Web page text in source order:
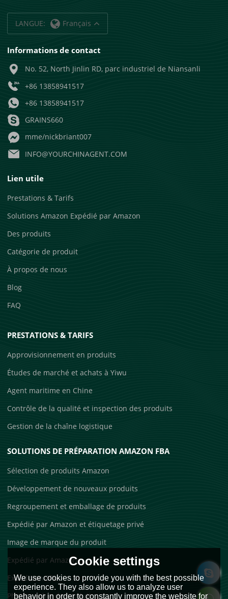
LANGUE: Français
Informations de contact
No. 52, North Jinlin RD, parc industriel de Niansanli
+86 13858941517
+86 13858941517
GRAINS660
mme/nickbriant007
INFO@YOURCHINAGENT.COM
Lien utile
Prestations & Tarifs
Solutions Amazon Expédié par Amazon
Des produits
Catégorie de produit
À propos de nous
Blog
FAQ
PRESTATIONS & TARIFS
Approvisionnement en produits
Études de marché et achats à Yiwu
Agent maritime en Chine
Contrôle de la qualité et inspection des produits
Gestion de la chaîne logistique
SOLUTIONS DE PRÉPARATION AMAZON FBA
Sélection de produits Amazon
Développement de nouveaux produits
Regroupement et emballage de produits
Expédié par Amazon et étiquetage privé
Image de marque du produit
Expédié par Amazon
Expédition 3PL
Photographie de produit
Cookie settings
We use cookies to provide you with the best possible
experience. They also allow us to analyze user
behavior in order to constantly improve the website for